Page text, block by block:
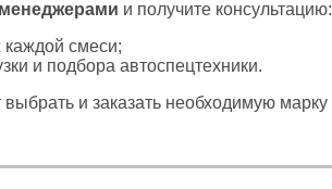
менеджерами и получите консультацию:
каждой смеси;
и подбора автоспецтехники.
и заказать необходимую марку